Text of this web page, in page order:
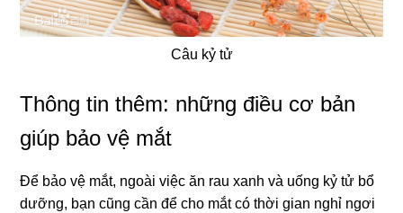
Câu kỷ tử
Thông tin thêm: những điều cơ bản
giúp bảo vệ mắt
Để bảo vệ mắt, ngoài việc ăn rau xanh và uống kỷ tử bổ
dưỡng, bạn cũng cần để cho mắt có thời gian nghỉ ngơi